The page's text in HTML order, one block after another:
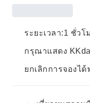
ระยะเวลา:1 ชั่วโ
กรุณาแสดง
ยกเลิกการจองไ